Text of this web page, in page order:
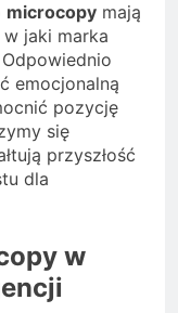
microcopy mają
jaki marka
emocjonalną
pozycję
się
przyszłość
dla
w